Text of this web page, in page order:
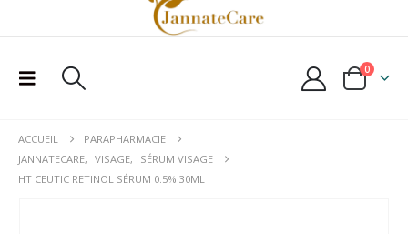
0
ACCUEIL
PARAPHARMACIE
JANNATECARE, VISAGE,
SÉRUM VISAGE
HT CEUTIC RETINOL SÉRUM 0.5% 30ML